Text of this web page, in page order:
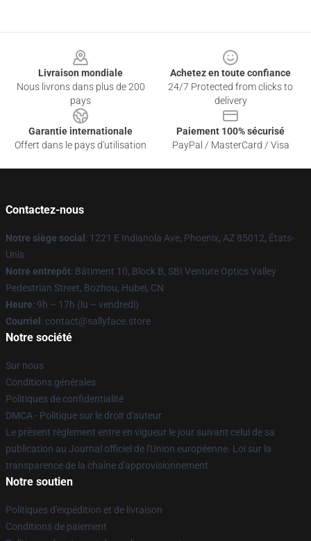
Livraison mondiale
Nous livrons dans plus de 200
pays
Achetez en toute confiance
24/7 Protected from clicks to
delivery
Garantie internationale
Offert dans le pays d'utilisation
Paiement 100% sécurisé
PayPal / MasterCard / Visa
Contactez-nous
Notre siège social : 1221 E Indianola Ave, Phoenix, AZ 85012, États-
Unis
Notre entrepôt: Bâtiment 10, Block B, SBI Venture Optics Valley
Pedestrian Street, Bozhou, Hubei, CN
Heure: 9h – 17h (lu – vendredi)
Courriel : contact@sallyface.store
Notre société
Sur nous
Conditions générales
Politiques de confidentialité
DMCA - Politique sur le droit d'auteur
Le présent règlement entre en vigueur le jour suivant celui de sa
publication au Journal officiel de l'Union européenne. Loi sur la
transparence de la chaîne d'approvisionnement
Notre soutien
Politiques d'expédition et de livraison
Conditions de paiement